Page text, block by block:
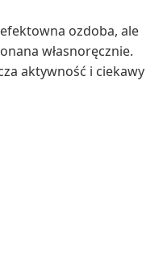
ozdoba, ale
własnoręcznie.
aktywność i ciekawy